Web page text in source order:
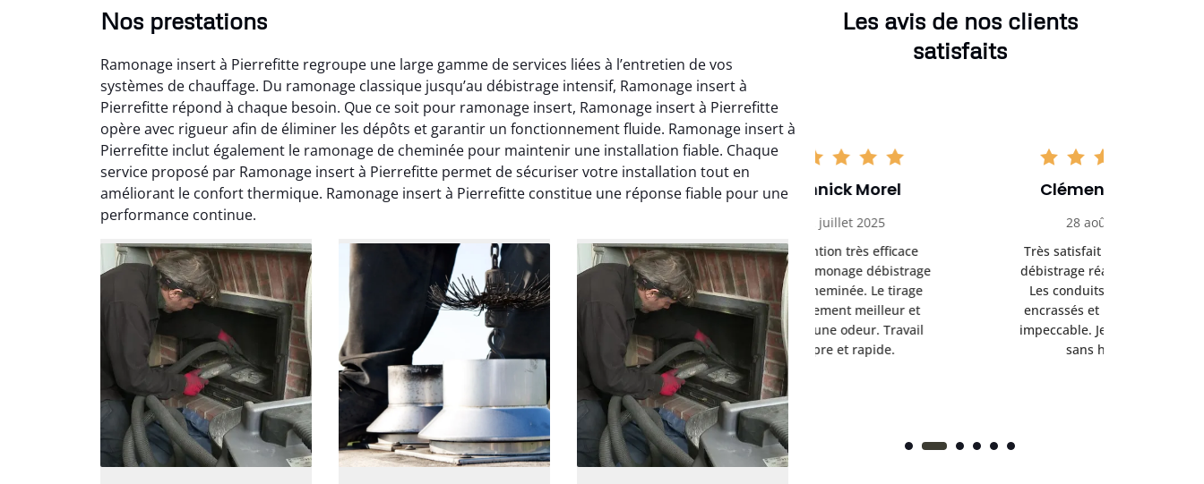
Nos prestations
Ramonage insert à Pierrefitte regroupe une large gamme de services liées à l’entretien de vos
systèmes de chauffage. Du ramonage classique jusqu’au débistrage intensif, Ramonage insert à
Pierrefitte répond à chaque besoin. Que ce soit pour ramonage insert, Ramonage insert à Pierrefitte
opère avec rigueur afin de éliminer les dépôts et garantir un fonctionnement fluide. Ramonage insert à
Pierrefitte inclut également le ramonage de cheminée pour maintenir une installation fiable. Chaque
service proposé par Ramonage insert à Pierrefitte permet de sécuriser votre installation tout en
améliorant le confort thermique. Ramonage insert à Pierrefitte constitue une réponse fiable pour une
performance continue.
Les avis de nos clients
satisfaits
Nicolas Perrin
Intervention rapide et très
propre pour le ramonage
débistrage. On sent tout de
suite la différence au niveau
du tirage. Très satisfait.
Yannick Morel
Intervention très efficace
pour le ramonage débistrage
de ma cheminée. Le tirage
est nettement meilleur et
plus aucune odeur. Travail
propre et rapide.
Clément Girard
Très satisfait du ramonage
débistrage réalisé chez moi.
Les conduits étaient bien
encrassés et le résultat est
impeccable. Je recommande